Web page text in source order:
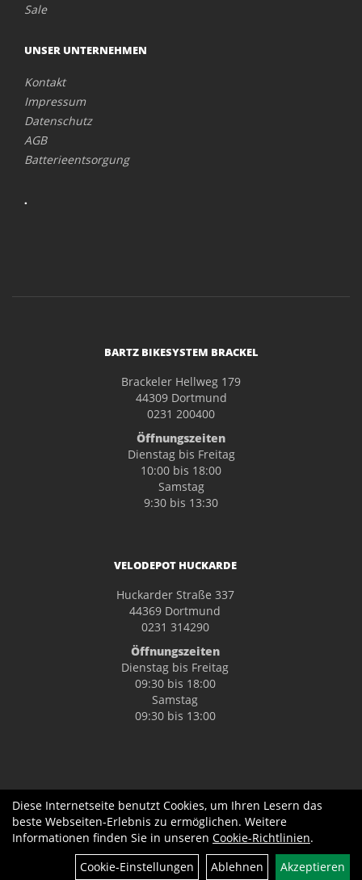
Sale
UNSER UNTERNEHMEN
Kontakt
Impressum
Datenschutz
AGB
Batterieentsorgung
.
BARTZ BIKESYSTEM BRACKEL
Brackeler Hellweg 179
44309 Dortmund
0231 200400
Öffnungszeiten
Dienstag bis Freitag
10:00 bis 18:00
Samstag
9:30 bis 13:30
VELODEPOT HUCKARDE
Huckarder Straße 337
44369 Dortmund
0231 314290
Öffnungszeiten
Dienstag bis Freitag
09:30 bis 18:00
Samstag
09:30 bis 13:00
Diese Internetseite benutzt Cookies, um Ihren Lesern das
beste Webseiten-Erlebnis zu ermöglichen. Weitere
Informationen finden Sie in unseren Cookie-Richtlinien.
Cookie-Einstellungen
Ablehnen Akzeptieren